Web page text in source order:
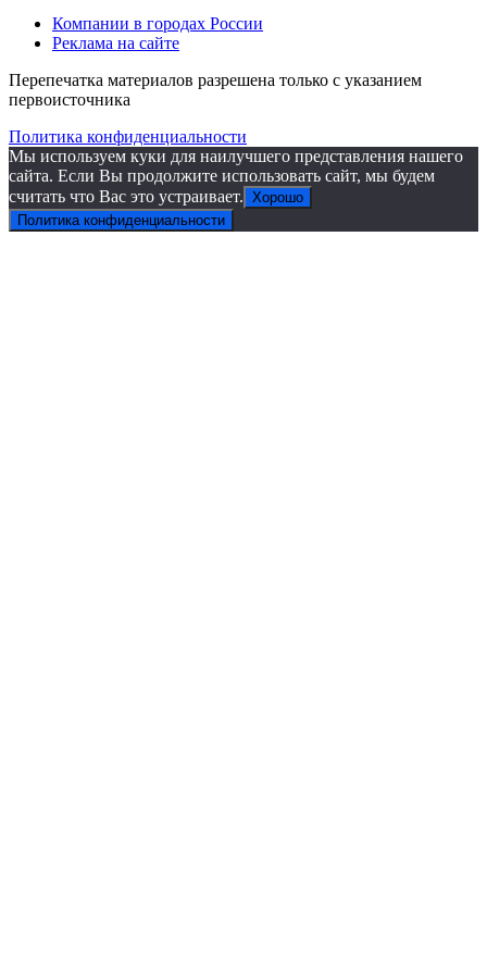
Компании в городах России
Реклама на сайте
Перепечатка материалов разрешена только с указанием
первоисточника
Политика конфиденциальности
Мы используем куки для наилучшего представления нашего
сайта. Если Вы продолжите использовать сайт, мы будем
считать что Вас это устраивает. Хорошо
Политика конфиденциальности